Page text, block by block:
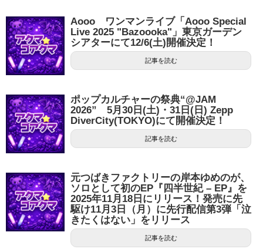
Aooo ワンマンライブ「Aooo Special
Live 2025 "Bazoooka"」東京ガーデン
シアターにて12/6(土)開催決定！
記事を読む
ポップカルチャーの祭典“@JAM
2026” 5月30日(土)・31日(日) Zepp
DiverCity(TOKYO)にて開催決定！
記事を読む
元つばきファクトリーの岸本ゆめのが、
ソロとして初のEP『四半世紀 – EP』を
2025年11月18日にリリース！発売に先
駆け11月3日（月）に先行配信第3弾「泣
きたくはない」をリリース
記事を読む